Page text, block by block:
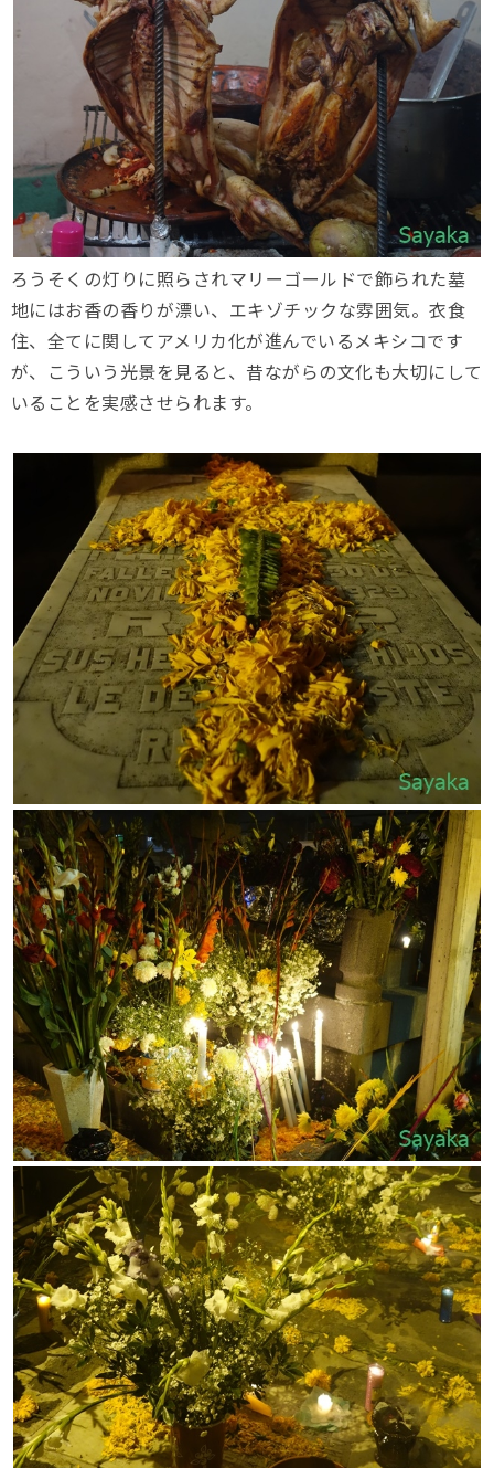
ろうそくの灯りに照らされマリーゴールドで飾られた墓
地にはお香の香りが漂い、エキゾチックな雰囲気。衣食
住、全てに関してアメリカ化が進んでいるメキシコです
が、こういう光景を見ると、昔ながらの文化も大切にして
いることを実感させられます。